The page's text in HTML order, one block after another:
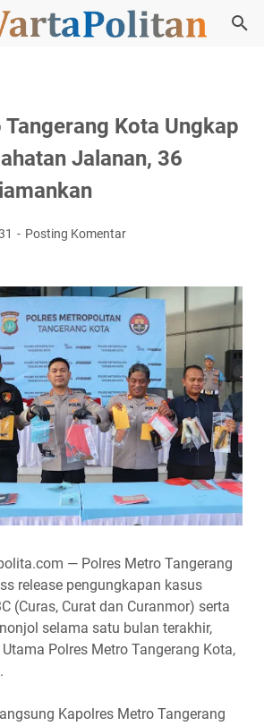
Kota Ungkap
Jalanan, 36
Posting Komentar
— Polres Metro Tangerang
release pengungkapan kasus
(Curas, Curat dan Curanmor) serta
selama satu bulan terakhir,
Polres Metro Tangerang Kota,
Kapolres Metro Tangerang